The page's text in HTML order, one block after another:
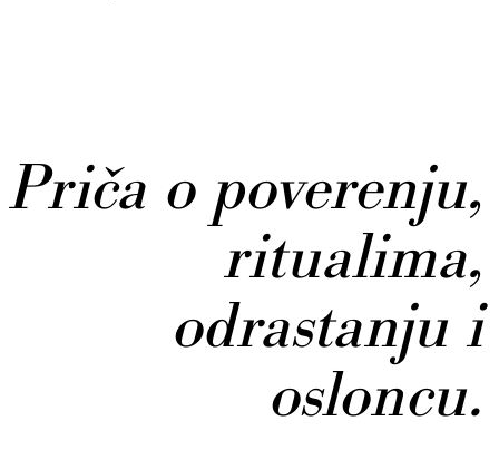
Priča o poverenju,
ritualima,
odrastanju i
osloncu.